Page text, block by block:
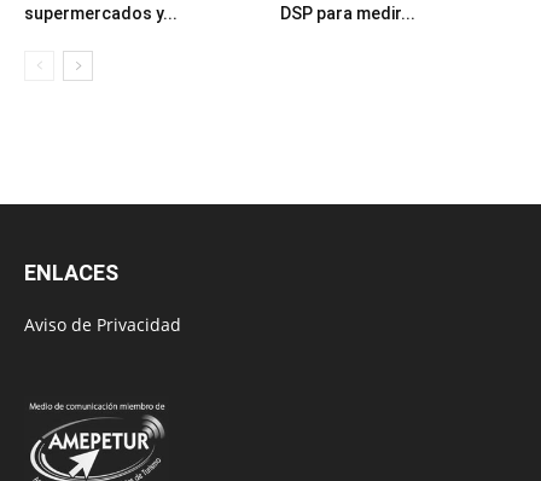
supermercados y...
DSP para medir...
ENLACES
Aviso de Privacidad